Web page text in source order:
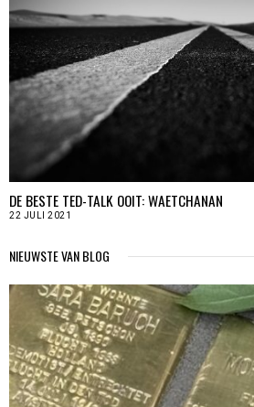
DE BESTE TED-TALK OOIT: WAETCHANAN
22 JULI 2021
NIEUWSTE VAN BLOG